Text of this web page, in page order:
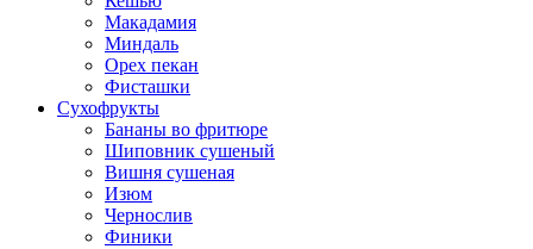
Макадамия
Миндаль
Орех пекан
Фисташки
Сухофрукты
Бананы во фритюре
Шиповник сушеный
Вишня сушеная
Изюм
Чернослив
Финики